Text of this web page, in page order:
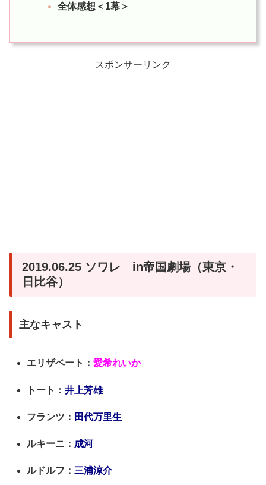
全体感想＜1幕＞
スポンサーリンク
2019.06.25 ソワレ in帝国劇場（東京・
日比谷）
主なキャスト
エリザベート：愛希れいか
トート：井上芳雄
フランツ： 田代万里生
ルキーニ： 成河
ルドルフ： 三浦涼介